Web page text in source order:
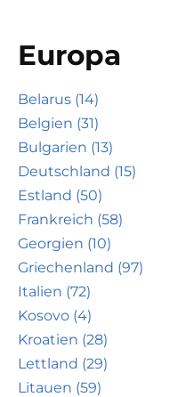
Europa
Belarus (14)
Belgien (31)
Bulgarien (13)
Deutschland (15)
Estland (50)
Frankreich (58)
Georgien (10)
Griechenland (97)
Italien (72)
Kosovo (4)
Kroatien (28)
Lettland (29)
Litauen (59)